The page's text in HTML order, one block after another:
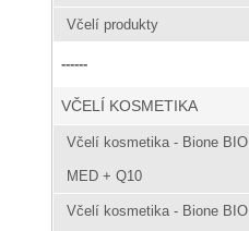
Včelí produkty
------
VČELÍ KOSMETIKA
Včelí kosmetika - Bione BIO
MED + Q10
Včelí kosmetika - Bione BIO